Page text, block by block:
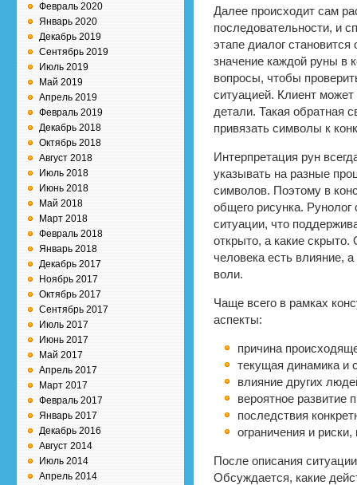
Февраль 2020
Январь 2020
Декабрь 2019
Сентябрь 2019
Июль 2019
Май 2019
Апрель 2019
Февраль 2019
Декабрь 2018
Октябрь 2018
Август 2018
Июль 2018
Июнь 2018
Май 2018
Март 2018
Февраль 2018
Январь 2018
Декабрь 2017
Ноябрь 2017
Октябрь 2017
Сентябрь 2017
Июль 2017
Июнь 2017
Май 2017
Апрель 2017
Март 2017
Февраль 2017
Январь 2017
Декабрь 2016
Август 2014
Июль 2014
Апрель 2014
Далее происходит сам
последовательности, и
этапе диалог
значение каждой руны в
вопросы, чтобы
ситуацией. Клиент может
детали. Такая обратная
привязать символы к
Интерпретация рун
указывать на разные
символов. Поэтому в
общего рисунка. Рунолог
ситуации, что
открыто, а какие
человека есть влияние,
воли.
Чаще всего в рамках
аспекты:
причина
текущая динамика и
влияние других
вероятное развитие
последствия
ограничения и
После описания
Обсуждается, какие